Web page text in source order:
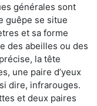
générales sont
guêpe se situe
et sa forme
des abeilles ou des
la tête
une paire d’yeux
dire, infrarouges.
et deux paires